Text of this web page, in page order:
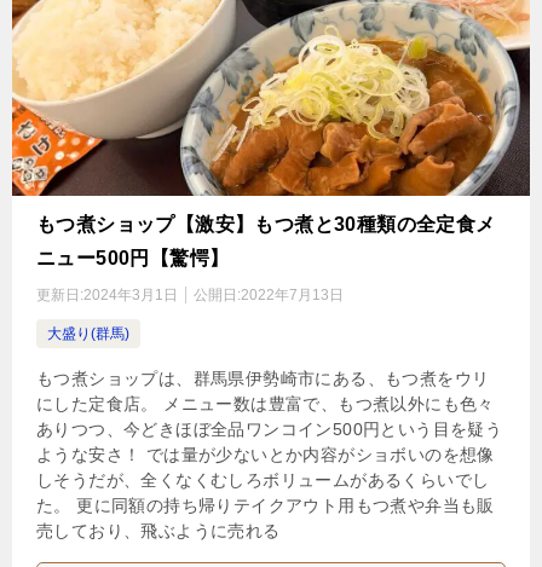
もつ煮ショップ【激安】もつ煮と30種類の全定食メ
ニュー500円【驚愕】
更新日:2024年3月1日 公開日:2022年7月13日
大盛り(群馬)
もつ煮ショップは、群馬県伊勢崎市にある、もつ煮をウリ
にした定食店。 メニュー数は豊富で、もつ煮以外にも色々
ありつつ、今どきほぼ全品ワンコイン500円という目を疑う
ような安さ！ では量が少ないとか内容がショボいのを想像
しそうだが、全くなくむしろボリュームがあるくらいでし
た。 更に同額の持ち帰りテイクアウト用もつ煮や弁当も販
売しており、飛ぶように売れる